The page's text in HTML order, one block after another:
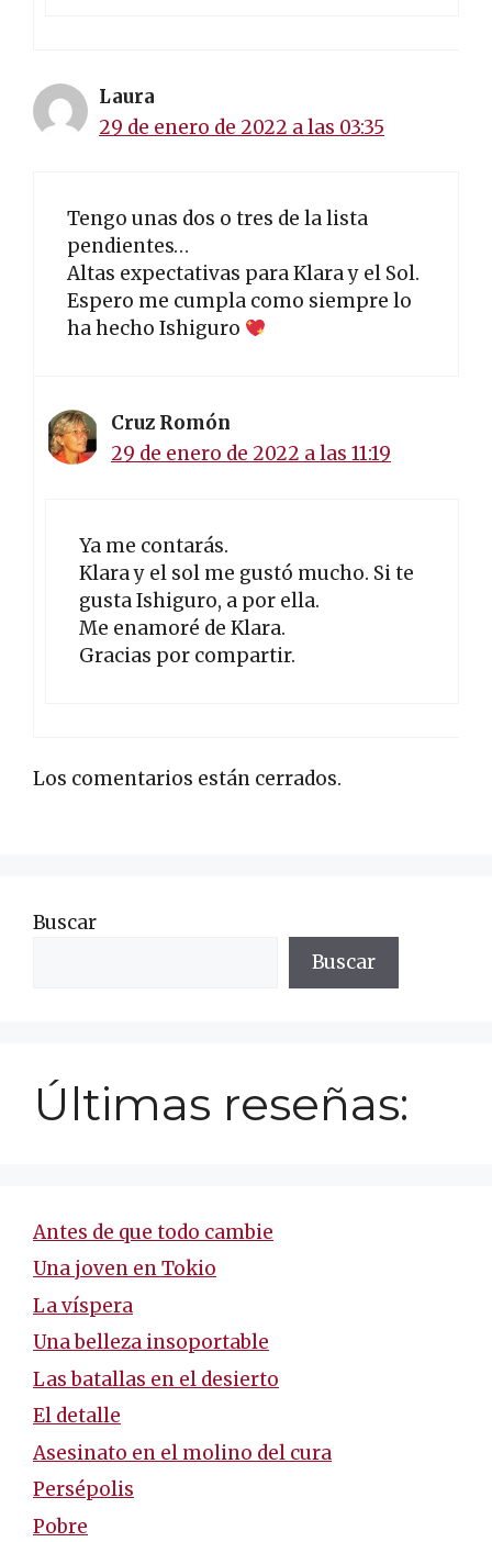
Laura
29 de enero de 2022 a las 03:35
Tengo unas dos o tres de la lista
pendientes…
Altas expectativas para Klara y el Sol.
Espero me cumpla como siempre lo
ha hecho Ishiguro
Cruz Romón
29 de enero de 2022 a las 11:19
Ya me contarás.
Klara y el sol me gustó mucho. Si te
gusta Ishiguro, a por ella.
Me enamoré de Klara.
Gracias por compartir.
Los comentarios están cerrados.
Buscar
Buscar
Últimas reseñas:
Antes de que todo cambie
Una joven en Tokio
La víspera
Una belleza insoportable
Las batallas en el desierto
El detalle
Asesinato en el molino del cura
Persépolis
Pobre